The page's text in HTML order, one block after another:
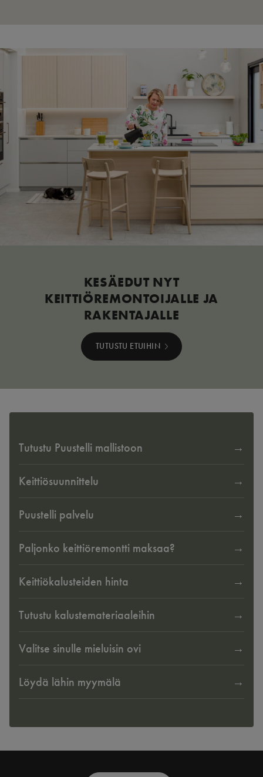
KESÄEDUT NYT
KEITTIÖREMONTOIJALLE JA
RAKENTAJALLE
TUTUSTU ETUIHIN
Tutustu Puustelli mallistoon
Keittiösuunnittelu
Puustelli palvelu
Paljonko keittiöremontti maksaa?
Keittiökalusteiden hinta
Tutustu kalustemateriaaleihin
Valitse sinulle mieluisin ovi
Löydä lähin myymälä